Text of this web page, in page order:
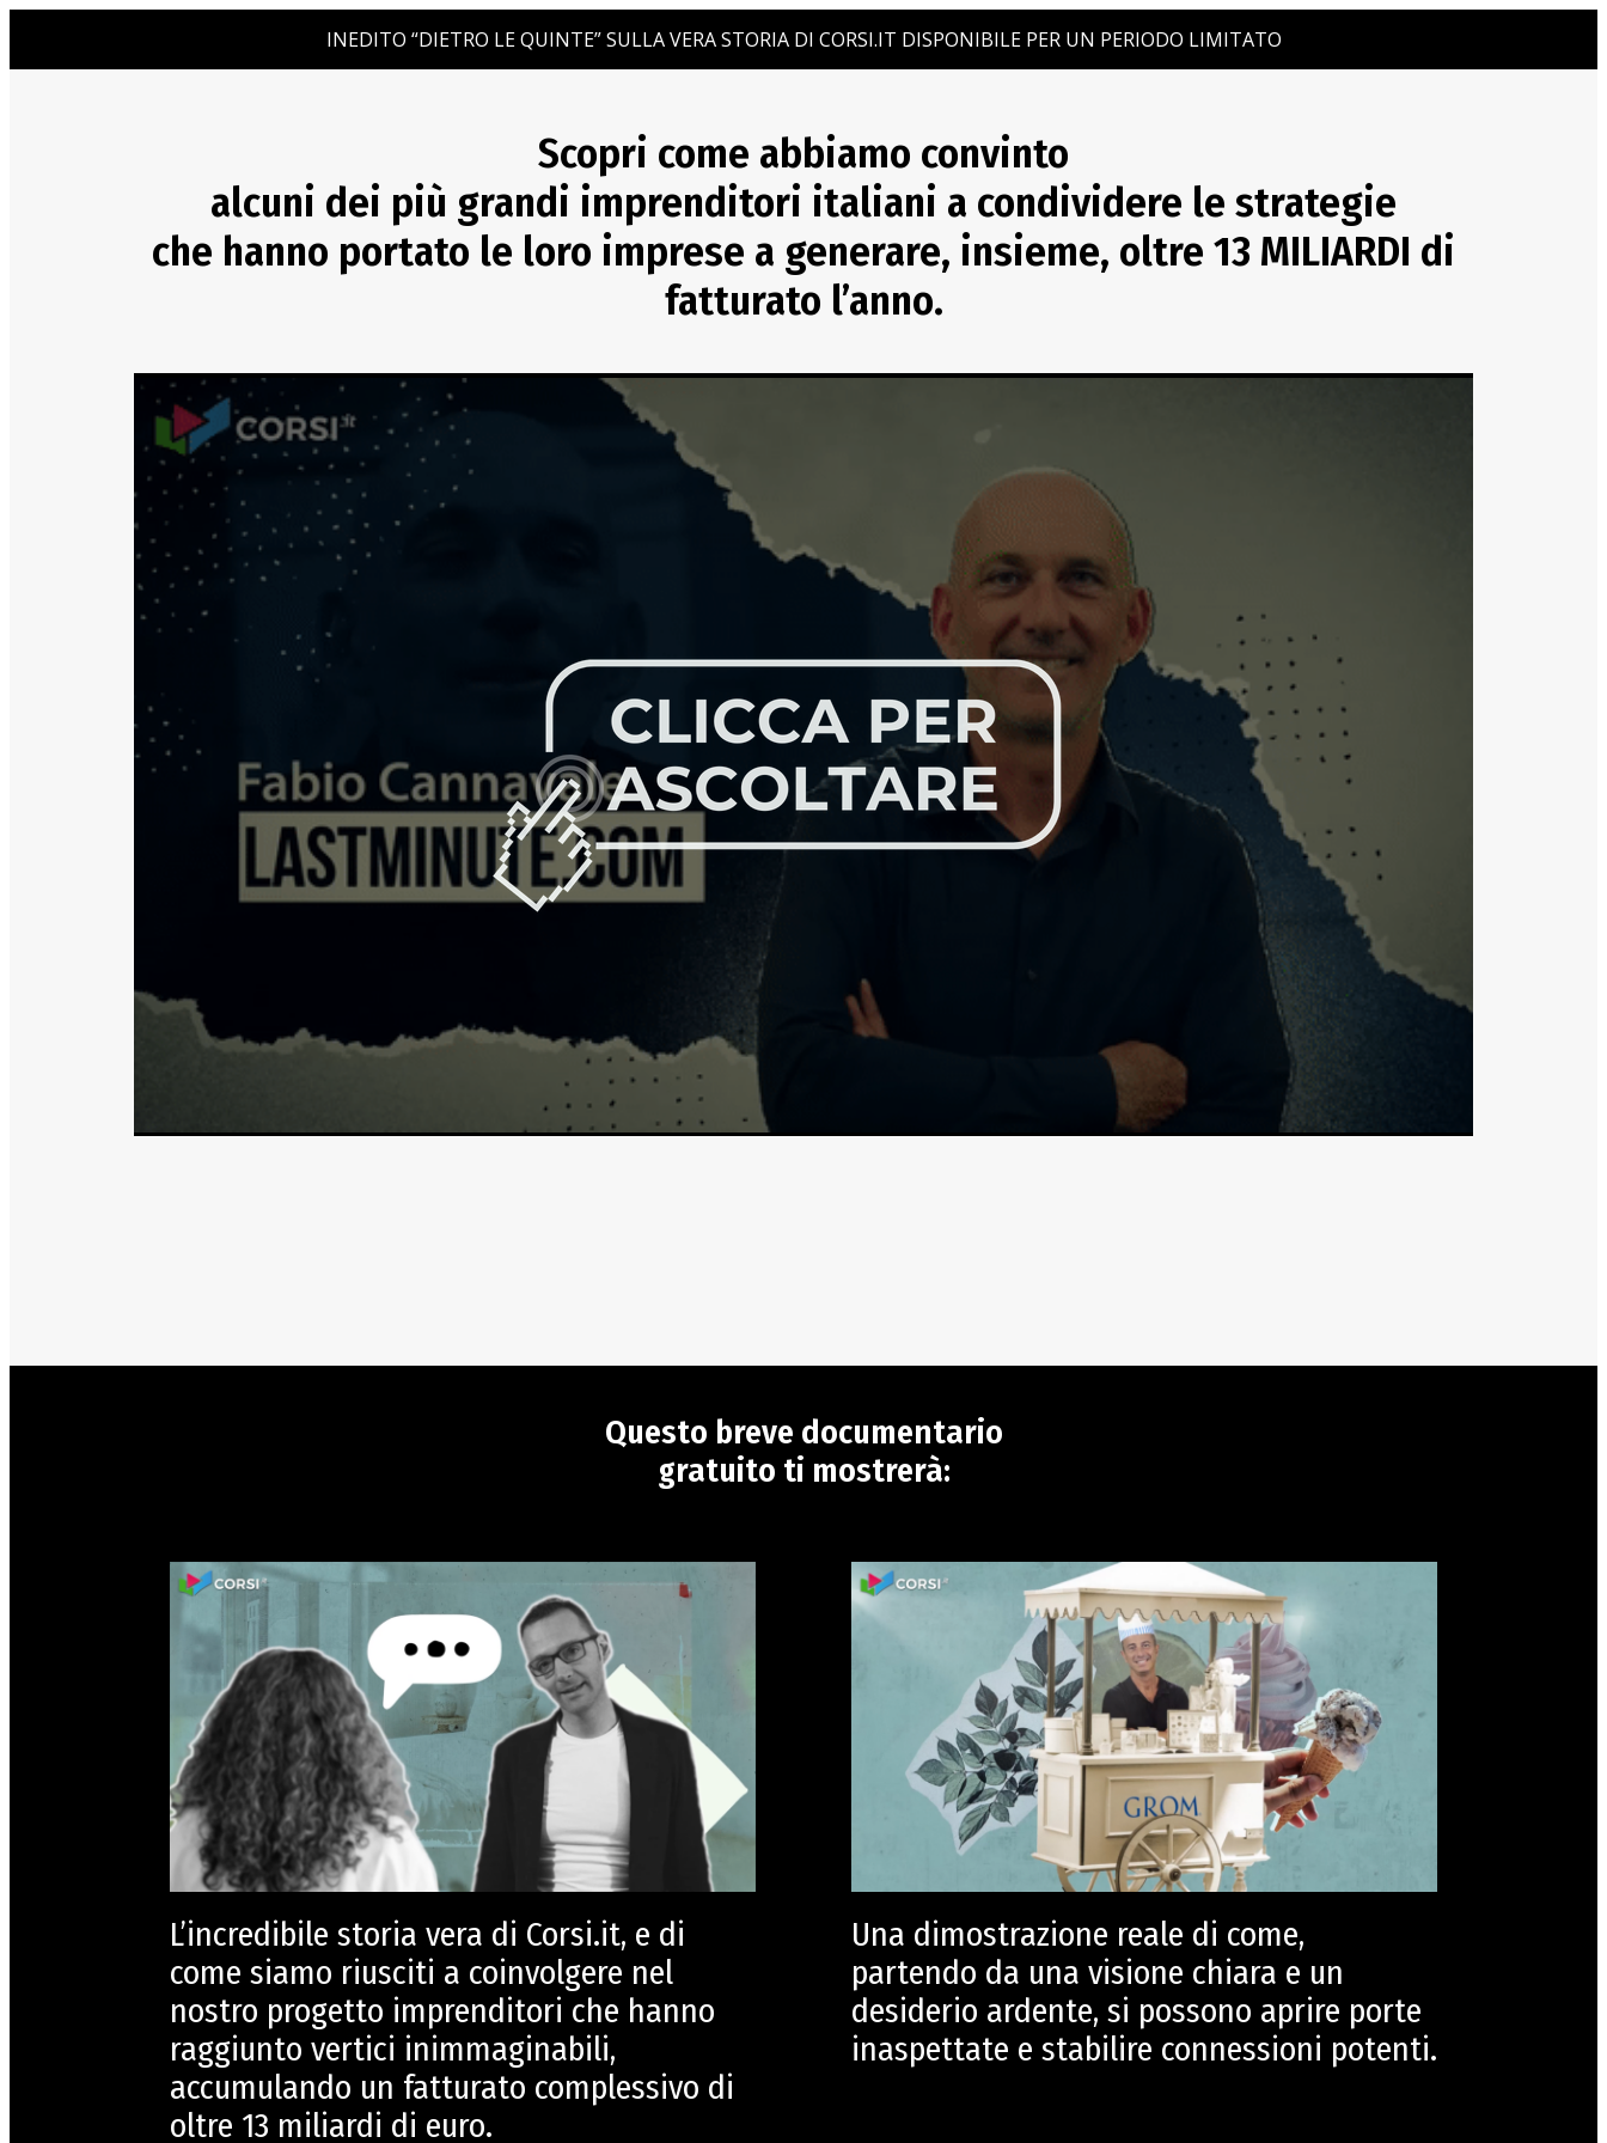
INEDITO “DIETRO LE QUINTE” SULLA VERA STORIA DI CORSI.IT DISPONIBILE PER UN PERIODO LIMITATO
Scopri come abbiamo convinto
alcuni dei più grandi imprenditori italiani a condividere le strategie
che hanno portato le loro imprese a generare, insieme, oltre 13 MILIARDI di
fatturato l’anno.
Questo breve documentario
gratuito ti mostrerà:
L’incredibile storia vera di Corsi.it, e di
come siamo riusciti a coinvolgere nel
nostro progetto imprenditori che hanno
raggiunto vertici inimmaginabili,
accumulando un fatturato complessivo di
oltre 13 miliardi di euro.
Una dimostrazione reale di come,
partendo da una visione chiara e un
desiderio ardente, si possono aprire porte
inaspettate e stabilire connessioni potenti.